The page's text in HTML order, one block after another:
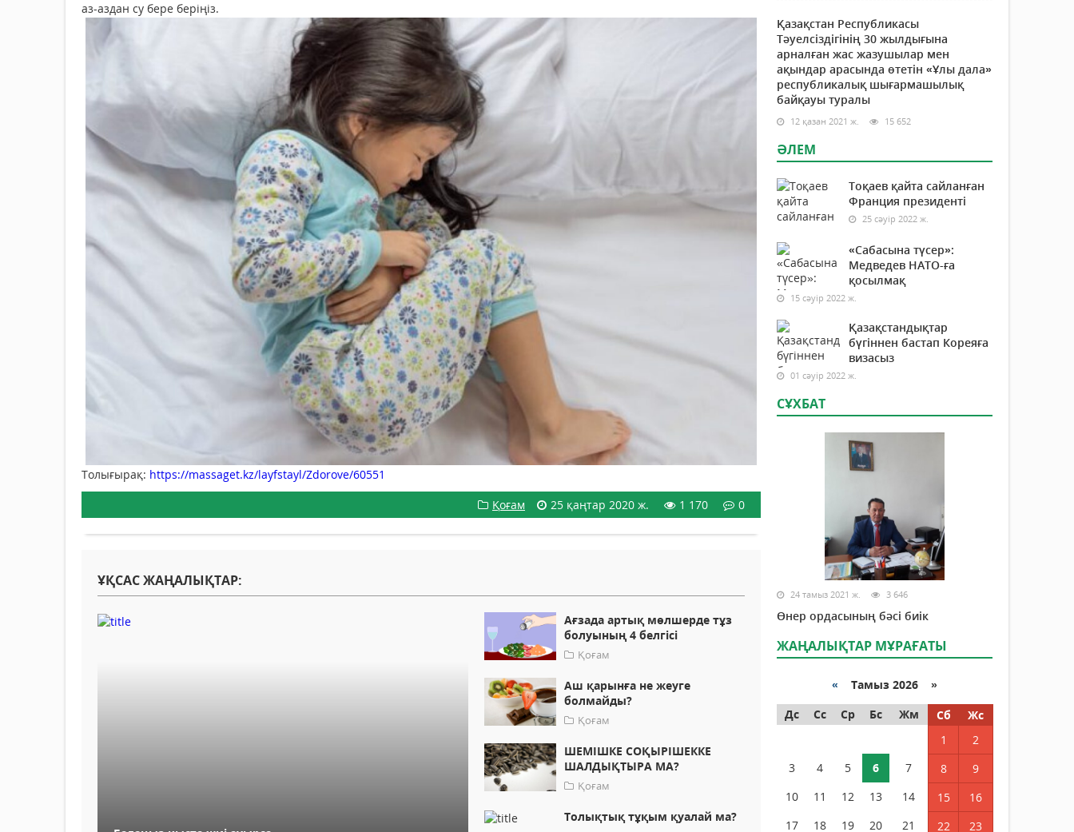
аз-аздан су бере беріңіз.
Толығырақ: https://massaget.kz/layfstayl/Zdorove/60551
Қоғам
25 қаңтар 2020 ж. 1 170 0
ҰҚСАС ЖАҢАЛЫҚТАР:
Ағзада артық мөлшерде тұз
болуының 4 белгісі
Қоғам
Аш қарынға не жеуге
болмайды?
Қоғам
ШЕМІШКЕ СОҚЫРІШЕККЕ
ШАЛДЫҚТЫРА МА?
Қоғам
Толықтық тұқым қуалай ма?
Қазақстан Республикасы
Тәуелсіздігінің 30 жылдығына
арналған жас жазушылар мен
ақындар арасында өтетін «Ұлы дала»
республикалық шығармашылық
байқауы туралы
12 қазан 2021 ж. 15 652
ӘЛЕМ
Тоқаев қайта сайланған
Франция президенті
25 сәуір 2022 ж.
«Сабасына түсер»:
Медведев НАТО-ға
қосылмақ
15 сәуір 2022 ж.
Қазақстандықтар
бүгіннен бастап Кореяға
визасыз
01 сәуір 2022 ж.
СҰХБАТ
24 тамыз 2021 ж. 3 646
Өнер ордасының бәсі биік
ЖАҢАЛЫҚТАР МҰРАҒАТЫ
« Тамыз 2026 »
Дс
Сс Ср Бс Жм Сб
Жс
1
2
3
4 5 6 7 8
9
10
11 12 13 14 15
16
17
18 19 20 21 22 23